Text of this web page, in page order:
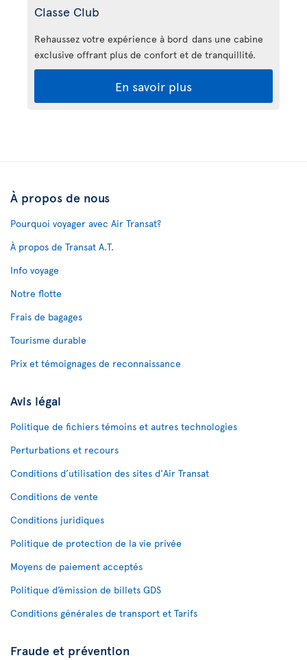
Classe Club
Rehaussez votre expérience à bord dans une cabine
exclusive offrant plus de confort et de tranquillité.
En savoir plus
À propos de nous
Pourquoi voyager avec Air Transat?
À propos de Transat A.T.
Info voyage
Notre flotte
Frais de bagages
Tourisme durable
Prix et témoignages de reconnaissance
Avis légal
Politique de fichiers témoins et autres technologies
Perturbations et recours
Conditions d’utilisation des sites d'Air Transat
Conditions de vente
Conditions juridiques
Politique de protection de la vie privée
Moyens de paiement acceptés
Politique d’émission de billets GDS
Conditions générales de transport et Tarifs
Fraude et prévention